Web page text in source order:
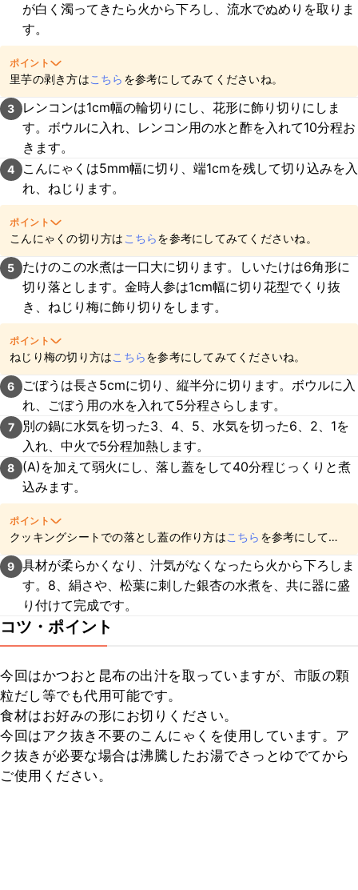
が白く濁ってきたら火から下ろし、流水でぬめりを取りま
す。
ポイント
里芋の剥き方はこちら を参考にしてみてくださいね。
3
レンコンは1cm幅の輪切りにし、花形に飾り切りにしま
す。ボウルに入れ、レンコン用の水と酢を入れて10分程お
きます。
4
こんにゃくは5mm幅に切り、端1cmを残して切り込みを入
れ、ねじります。
ポイント
こんにゃくの切り方は こちらを参考にしてみてくださいね。
5
たけのこの水煮は一口大に切ります。しいたけは6角形に
切り落とします。金時人参は1cm幅に切り花型でくり抜
き、ねじり梅に飾り切りをします。
ポイント
ねじり梅の切り方はこちらを参考にしてみてくださいね。
6
ごぼうは長さ5cmに切り、縦半分に切ります。ボウルに入
れ、ごぼう用の水を入れて5分程さらします。
7
別の鍋に水気を切った3、4、5、水気を切った6、2、1を
入れ、中火で5分程加熱します。
8
(A)を加えて弱火にし、落し蓋をして40分程じっくりと煮
込みます。
ポイント
クッキングシートでの落とし蓋の作り方はこちら を参考にしてみ
てくださいね。
9 具材が柔らかくなり、汁気がなくなったら火から下ろしま
す。8、絹さや、松葉に刺した銀杏の水煮を、共に器に盛
り付けて完成です。
コツ・ポイント
今回はかつおと昆布の出汁を取っていますが、市販の顆
粒だし等でも代用可能です。
食材はお好みの形にお切りください。
今回はアク抜き不要のこんにゃくを使用しています。ア
ク抜きが必要な場合は沸騰したお湯でさっとゆでてから
ご使用ください。